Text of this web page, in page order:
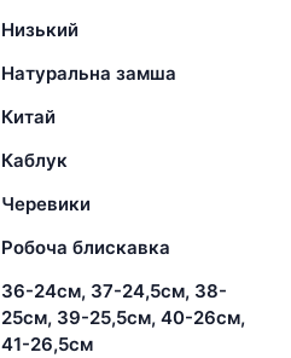
Низький
Натуральна замша
Китай
Каблук
Черевики
Робоча блискавка
36-24см, 37-24,5см, 38-
25см, 39-25,5см, 40-26см,
41-26,5см